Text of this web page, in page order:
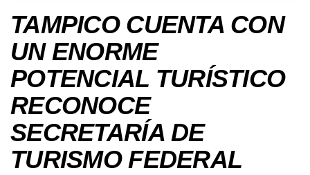
TAMPICO CUENTA CON
UN ENORME
POTENCIAL TURÍSTICO
RECONOCE
SECRETARÍA DE
TURISMO FEDERAL